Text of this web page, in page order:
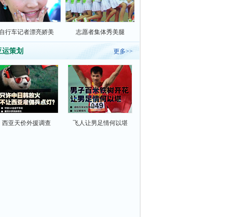
自行车记者漂亮娇美 志愿者集体秀美腿
运策划 更多>>
西亚天价外援调查 飞人让男足情何以堪